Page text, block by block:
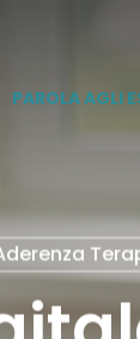
PAROLA AGLI